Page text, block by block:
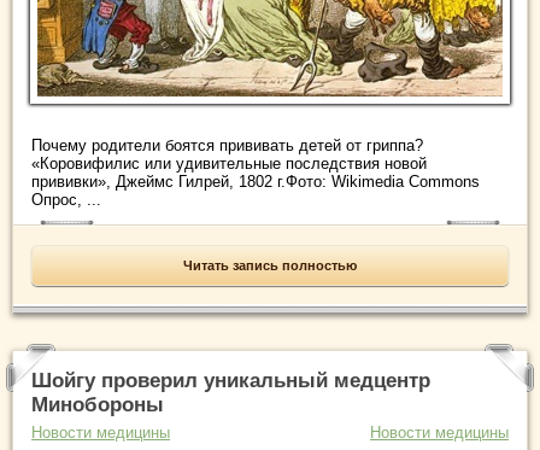
Почему родители боятся прививать детей от гриппа?
«Коровифилис или удивительные последствия новой
прививки», Джеймс Гилрей, 1802 г.Фото: Wikimedia Commons
Опрос, ...
Читать запись полностью
Шойгу проверил уникальный медцентр
Минобороны
Новости медицины Новости медицины